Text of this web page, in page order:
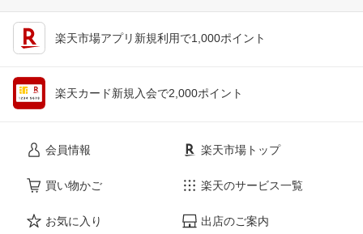
楽天市場アプリ新規利用で1,000ポイント
楽天カード新規入会で2,000ポイント
会員情報
買い物かご
お気に入り
楽天市場トップ
楽天のサービス一覧
出店のご案内